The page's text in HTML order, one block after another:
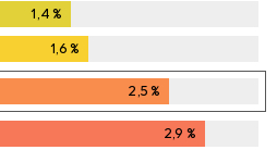
1,4%
1,6%
2,5%
2,9 %